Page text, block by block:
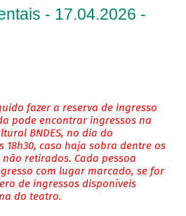
- 17.04.2026 -
fazer a reserva de ingresso
pode encontrar ingressos na
BNDES, no dia do
caso haja sobra dentre os
retirados. Cada pessoa
com lugar marcado, se for
de ingressos disponíveis
do teatro.